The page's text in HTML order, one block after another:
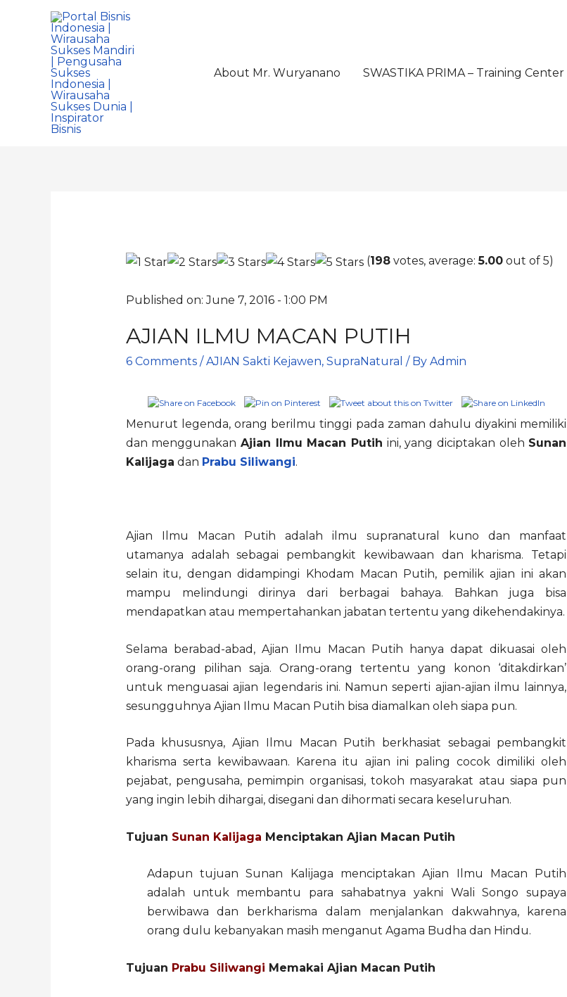
About Mr. Wuryanano SWASTIKA PRIMA – Training Center
(198votes, average:5.00out of 5)
Published on: June 7, 2016 - 1:00 PM
AJIAN ILMU MACAN PUTIH
6 Comments /AJIAN Sakti Kejawen, SupraNatural / By Admin
Menurut legenda, orang berilmu tinggi pada zaman dahulu diyakini memiliki
dan menggunakanAjian Ilmu Macan Putih ini, yang diciptakan oleh Sunan
Kalijaga dan Prabu Siliwangi.
Ajian Ilmu Macan Putih adalah ilmu supranatural kuno dan manfaat
utamanya adalah sebagai pembangkit kewibawaan dan kharisma. Tetapi
selain itu, dengan didampingi Khodam Macan Putih, pemilik ajian ini akan
mampu melindungi dirinya dari berbagai bahaya. Bahkan juga bisa
mendapatkan atau mempertahankan jabatan tertentu yang dikehendakinya.
Selama berabad-abad, Ajian Ilmu Macan Putih hanya dapat dikuasai oleh
orang-orang pilihan saja. Orang-orang tertentu yang konon ‘ditakdirkan’
untuk menguasai ajian legendaris ini. Namun seperti ajian-ajian ilmu lainnya,
sesungguhnya Ajian Ilmu Macan Putih bisa diamalkan oleh siapa pun.
Pada khususnya, Ajian Ilmu Macan Putih berkhasiat sebagai pembangkit
kharisma serta kewibawaan. Karena itu ajian ini paling cocok dimiliki oleh
pejabat, pengusaha, pemimpin organisasi, tokoh masyarakat atau siapa pun
yang ingin lebih dihargai, disegani dan dihormati secara keseluruhan.
Tujuan Sunan Kalijaga Menciptakan Ajian Macan Putih
Adapun tujuan Sunan Kalijaga menciptakan Ajian Ilmu Macan Putih
adalah untuk membantu para sahabatnya yakni Wali Songo supaya
berwibawa dan berkharisma dalam menjalankan dakwahnya, karena
orang dulu kebanyakan masih menganut Agama Budha dan Hindu.
Tujuan Prabu Siliwangi Memakai Ajian Macan Putih